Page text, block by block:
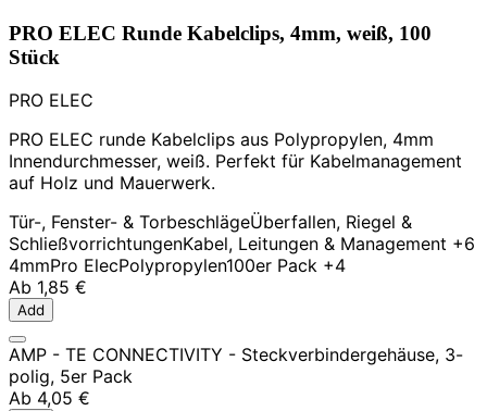
PRO ELEC Runde Kabelclips, 4mm, weiß, 100
Stück
PRO ELEC
PRO ELEC runde Kabelclips aus Polypropylen, 4mm
Innendurchmesser, weiß. Perfekt für Kabelmanagement
auf Holz und Mauerwerk.
Tür-, Fenster- & TorbeschlägeÜberfallen, Riegel &
SchließvorrichtungenKabel, Leitungen & Management +6
4mmPro ElecPolypropylen100er Pack +4
Ab 1,85 €
Add
AMP - TE CONNECTIVITY - Steckverbindergehäuse, 3-
polig, 5er Pack
Ab 4,05 €